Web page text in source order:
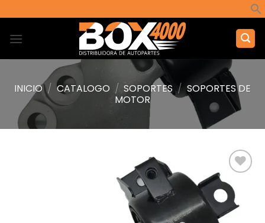
al
contenido
INICIO / CATALOGO / SOPORTES / SOPORTES DE
MOTOR
Añadir
a la
lista de
deseos